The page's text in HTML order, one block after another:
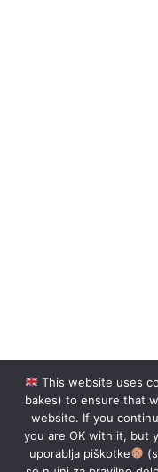
This website uses
bakes) to ensure that
website. If you
you are OK with it, but
uporablja piškotke